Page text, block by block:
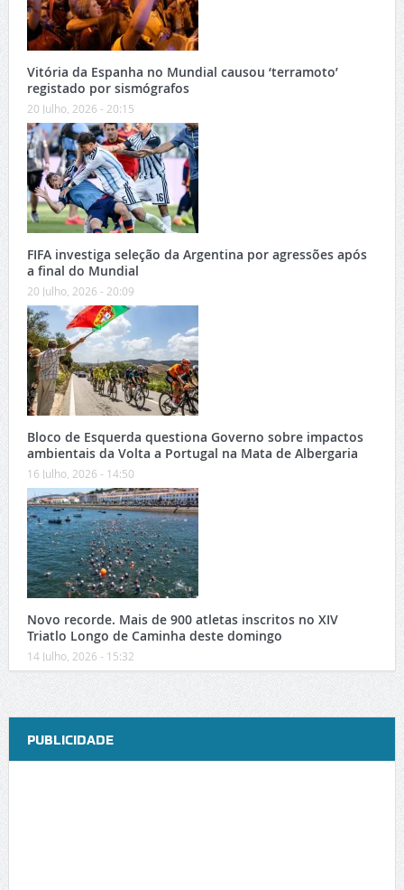
Vitória da Espanha no Mundial causou ‘terramoto’
registado por sismógrafos
20 Julho, 2026 - 20:15
FIFA investiga seleção da Argentina por agressões após
a final do Mundial
20 Julho, 2026 - 20:09
Bloco de Esquerda questiona Governo sobre impactos
ambientais da Volta a Portugal na Mata de Albergaria
16 Julho, 2026 - 14:50
Novo recorde. Mais de 900 atletas inscritos no XIV
Triatlo Longo de Caminha deste domingo
14 Julho, 2026 - 15:32
PUBLICIDADE